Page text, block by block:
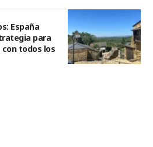
España
para
todos los